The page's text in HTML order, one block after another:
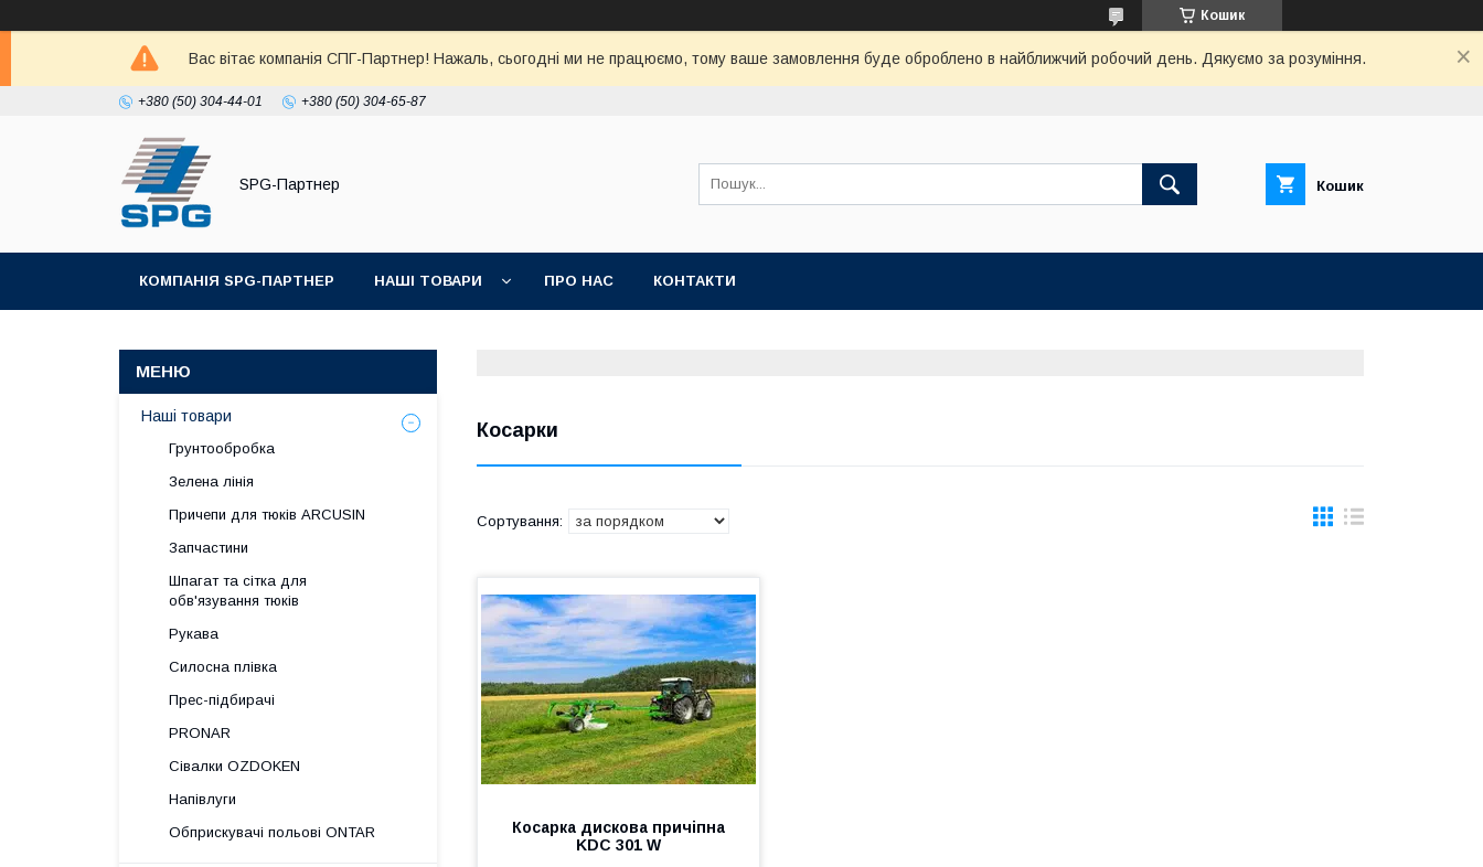
Кошик
Вас вітає компанія СПГ-Партнер! Нажаль, сьогодні ми не працюємо, тому ваше замовлення буде оброблено в найближчий робочий день. Дякуємо за розуміння.
+380 (50) 304-44-01 +380 (50) 304-65-87
SPG-Партнер Кошик
КОМПАНІЯ SPG-ПАРТНЕР НАШІ ТОВАРИ ПРО НАС КОНТАКТИ
Косарки
Косарка дискова причіпна
KDC 301 W
Наші товари
Грунтообробка
Зелена лінія
Причепи для тюків ARCUSIN
Запчастини
Шпагат та сітка для
обв'язування тюків
Рукава
Силосна плівка
Прес-підбирачі
PRONAR
Сівалки OZDOKEN
Напівлуги
Обприскувачі польові ONTAR